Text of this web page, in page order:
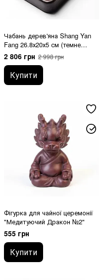
Чабань дерев'яна Shang Yan
Fang 26.8х20х5 см (темне
дерево)
2 806 грн 2 998 грн
Купити
Фігурка для чайної церемонії
"Медитуючий Дракон №2"
555 грн
Купити